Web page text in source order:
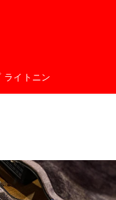
イトニン